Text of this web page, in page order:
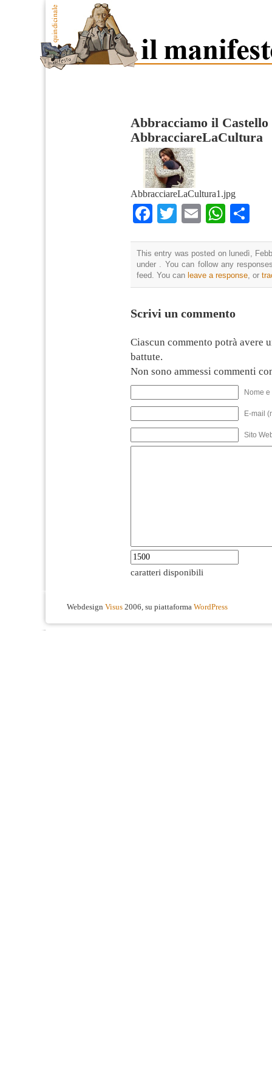
Abbracciamo il Castello
AbbracciareLaCultura
AbbracciareLaCultura1.jpg
Facebook
TwitterEmail
This entry was posted on lunedì,
under . You can follow any
feed. You can leave a response, or
Scrivi un commento
Ciascun commento potrà avere
battute.
Non sono ammessi commenti
Nome
E-mail
Sito
caratteri disponibili
Webdesign Visus 2006, su piattaforma WordPress